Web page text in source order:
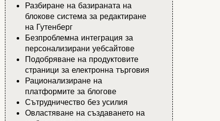
Разбиране на базираната на
блокове система за редактиране
на Гутенберг
Безпроблемна интеграция за
персонализирани уебсайтове
Подобряване на продуктовите
страници за електронна търговия
Рационализиране на
платформите за блогове
Сътрудничество без усилия
Овластяване на създаването на